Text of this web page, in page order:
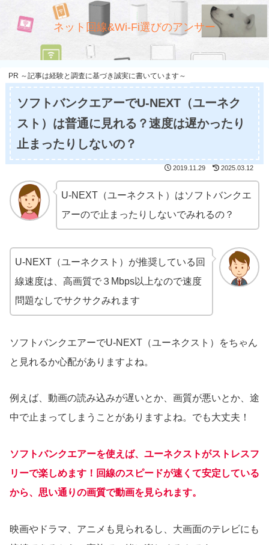
ネット回線&Wi-Fi選びのアンサー
PR ～記事は経験と調査に基づき誠実に書いています～
ソフトバンクエアーでU-NEXT（ユーネク
スト）は普通に見れる？速度は遅かったり
止まったりしないの？
2019.11.29 2025.03.12
U-NEXT（ユーネクスト）はソフトバンクエ
アーので止まったりしないでみれるの？
U-NEXT（ユーネクスト）が推奨している回
線速度は、高画質で３Mbps以上なので速度
問題なしでサクサクみれます
ソフトバンクエアーでU-NEXT（ユーネクスト）をちゃん
と見れるか心配がありますよね。
例えば、動画の読み込みが遅いとか、画質が悪いとか、途
中で止まってしまうことがありますよね。でも大丈夫！
ソフトバンクエアーを使えば、ユーネクストがストレスフ
リーで楽しめます！回線のスピードが速くて安定している
から、思い通りの画質で動画を見られます。
映画やドラマ、アニメも見られるし、大画面のテレビにも